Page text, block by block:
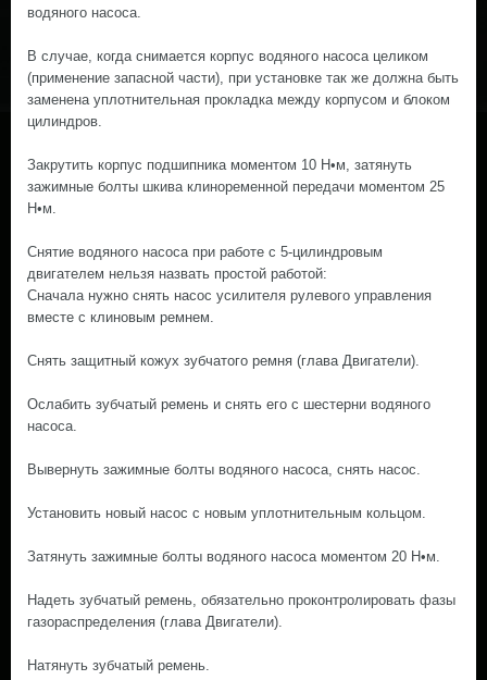
водяного насоса.
В случае, когда снимается корпус водяного насоса целиком
(применение запасной части), при установке так же должна быть
заменена уплотнительная прокладка между корпусом и блоком
цилиндров.
Закрутить корпус подшипника моментом 10 Н•м, затянуть
зажимные болты шкива клиноременной передачи моментом 25
Н•м.
Снятие водяного насоса при работе с 5-цилиндровым
двигателем нельзя назвать простой работой:
Сначала нужно снять насос усилителя рулевого управления
вместе с клиновым ремнем.
Снять защитный кожух зубчатого ремня (глава Двигатели).
Ослабить зубчатый ремень и снять его с шестерни водяного
насоса.
Вывернуть зажимные болты водяного насоса, снять насос.
Установить новый насос с новым уплотнительным кольцом.
Затянуть зажимные болты водяного насоса моментом 20 Н•м.
Надеть зубчатый ремень, обязательно проконтролировать фазы
газораспределения (глава Двигатели).
Натянуть зубчатый ремень.